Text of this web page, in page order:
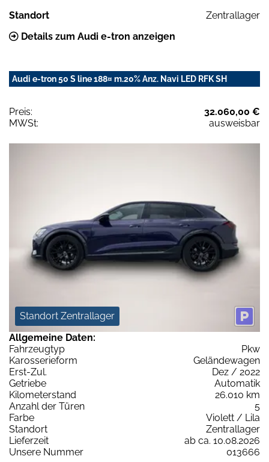
Standort
Zentrallager
Details zum Audi e-tron anzeigen
Audi e-tron 50 S line 188¤ m.20% Anz. Navi LED RFK SH
Preis:
32.060,00 €
MWSt:
ausweisbar
Standort Zentrallager
Allgemeine Daten:
Fahrzeugtyp
Pkw
Karosserieform
Geländewagen
Erst-Zul.
Dez / 2022
Getriebe
Automatik
Kilometerstand
26.010 km
Anzahl der Türen
5
Farbe
Violett / Lila
Standort
Zentrallager
Lieferzeit
ab ca. 10.08.2026
Unsere Nummer
013666